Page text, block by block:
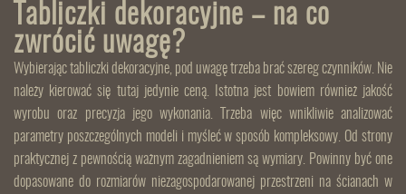
Tabliczki dekoracyjne – na co
zwrócić uwagę?
Wybierając tabliczki dekoracyjne, pod uwagę trzeba brać szereg czynników. Nie
należy kierować się tutaj jedynie ceną. Istotna jest bowiem również jakość
wyrobu oraz precyzja jego wykonania. Trzeba więc wnikliwie analizować
parametry poszczególnych modeli i myśleć w sposób kompleksowy. Od strony
praktycznej z pewnością ważnym zagadnieniem są wymiary. Powinny być one
dopasowane do rozmiarów niezagospodarowanej przestrzeni na ścianach w